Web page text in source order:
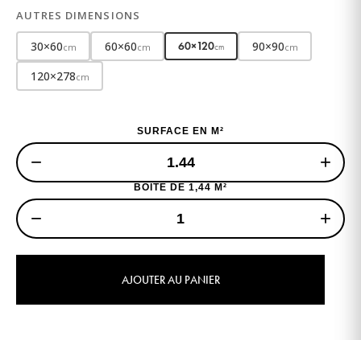
AUTRES DIMENSIONS
30×60cm 60×60cm 60×120cm 90×90cm
120×278cm
SURFACE EN M²
− +
BOITE DE 1,44 M²
− +
AJOUTER AU PANIER